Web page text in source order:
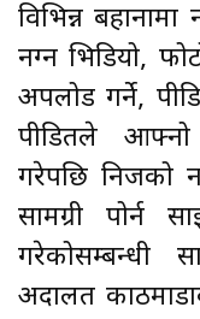
विभिन्न
नग्न भिडियो,
अपलोड गर्ने,
पीडितले
गरेपछि निजको
सामग्री पोर्न
गरेकोसम्बन्धी
अदालत